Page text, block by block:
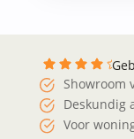
Showroom
Deskundig
Voor